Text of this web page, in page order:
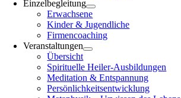
Einzelbegleitung
Erwachsene
Kinder & Jugendliche
Firmencoaching
Veranstaltungen
Übersicht
Spirituelle Heiler-Ausbildungen
Meditation & Entspannung
Persönlichkeitsentwicklung